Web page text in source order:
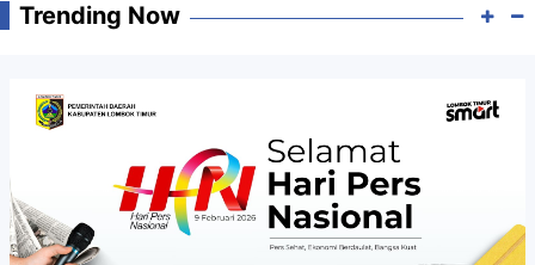
Trending Now